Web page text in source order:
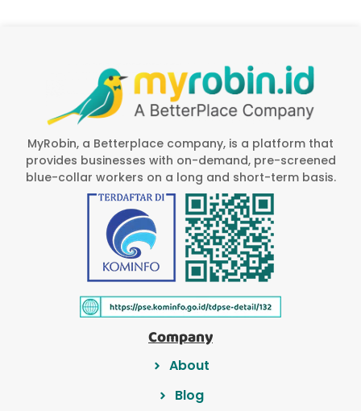
MyRobin, a Betterplace company, is a platform that
provides businesses with on-demand, pre-screened
blue-collar workers on a long and short-term basis.
Company
About
Blog